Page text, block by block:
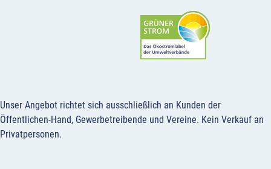
Unser Angebot richtet sich ausschließlich an Kunden der
Öffentlichen-Hand, Gewerbetreibende und Vereine. Kein Verkauf an
Privatpersonen.